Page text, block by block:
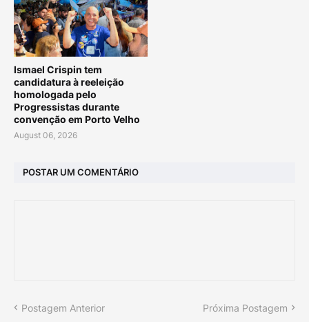
Ismael Crispin tem
candidatura à reeleição
homologada pelo
Progressistas durante
convenção em Porto Velho
August 06, 2026
POSTAR UM COMENTÁRIO
Postagem Anterior Próxima Postagem